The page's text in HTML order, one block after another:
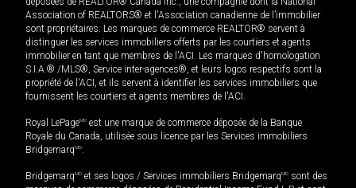
Association of REALTORS® et l'Association canadienne de l’immobilier
sont propriétaires. Les marques de commerce REALTOR® servent à
distinguer les services immobiliers offerts par les courtiers et agents
immobilier en tant que membres de l'ACI. Les marques d'homologation
S.I.A.® /MLS®, Service inter-agences®, et leurs logos respectifs sont la
propriété de l'ACI, et ils servent à identifier les services immobiliers que
fournissent les courtiers et agents membres de l'ACI.
Royal LePageMD est une marque de commerce déposée de la Banque
Royale du Canada, utilisée sous licence par les Services immobiliers
BridgemarqMD.
BridgemarqMD et ses logos / Services immobiliers BridgemarqMD sont des